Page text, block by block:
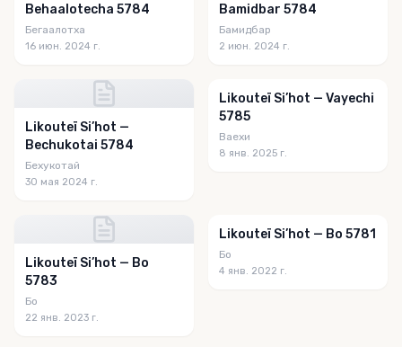
Behaalotecha 5784
Бегаалотха
16 июн. 2024 г.
Bamidbar 5784
Бамидбар
2 июн. 2024 г.
Likouteï Si’hot —
Bechukotai 5784
Бехукотай
30 мая 2024 г.
Likouteï Si’hot — Vayechi
5785
Ваехи
8 янв. 2025 г.
Likouteï Si’hot — Bo
5783
Бо
22 янв. 2023 г.
Likouteï Si’hot — Bo 5781
Бо
4 янв. 2022 г.